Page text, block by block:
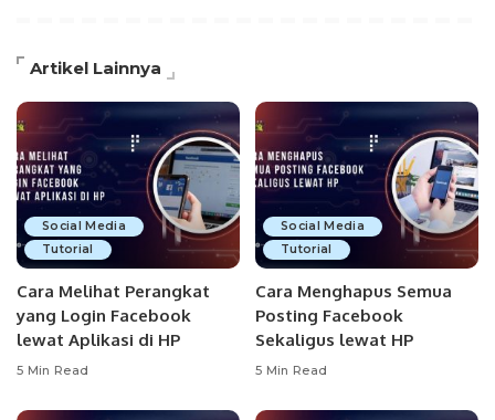
Artikel Lainnya
Social Media
Tutorial
Cara Melihat Perangkat
yang Login Facebook
lewat Aplikasi di HP
5 Min Read
Social Media
Tutorial
Cara Menghapus Semua
Posting Facebook
Sekaligus lewat HP
5 Min Read